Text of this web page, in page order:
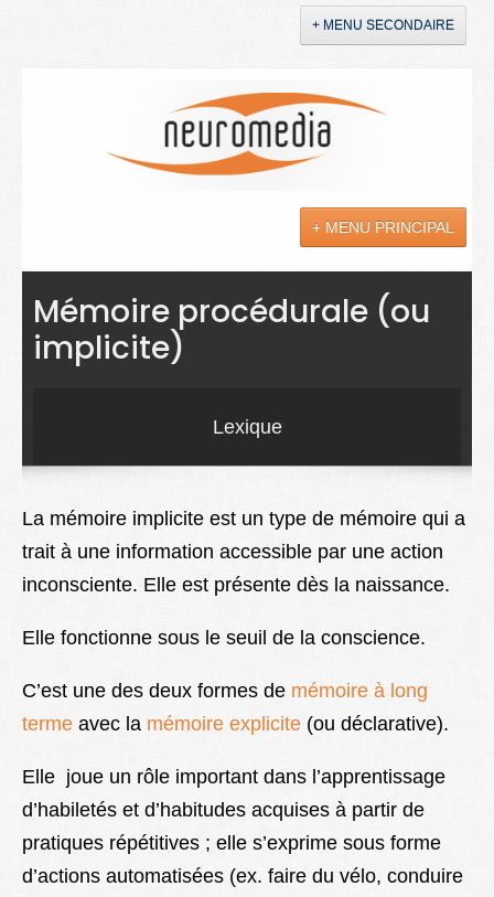
+ MENU SECONDAIRE
+ MENU PRINCIPAL
Actualités
Sciences
Droit
Lexique
Better Health
Mémoire procédurale (ou
implicite)
Lexique
La mémoire implicite est un type de mémoire qui a
trait à une information accessible par une action
inconsciente. Elle est présente dès la naissance.
Elle fonctionne sous le seuil de la conscience.
C’est une des deux formes de mémoire à long
terme avec la mémoire explicite (ou déclarative).
Elle joue un rôle important dans l’apprentissage
d’habiletés et d’habitudes acquises à partir de
pratiques répétitives ; elle s’exprime sous forme
d’actions automatisées (ex. faire du vélo, conduire